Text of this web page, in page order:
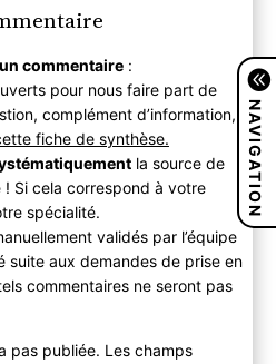
commentaire:
pour nous faire part de
complément d’information,
fiche de synthèse.
la source de
Si cela correspond à votre
spécialité.
validés par l’équipe
suite aux demandes de prise en
commentaires ne seront pas
pas publiée. Les champs
NAVIGATION